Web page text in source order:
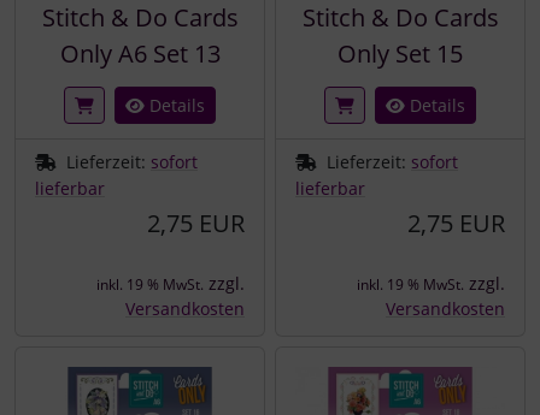
Stitch & Do Cards
Only A6 Set 13
Details
Lieferzeit: sofort
lieferbar
2,75 EUR
inkl. 19 % MwSt. zzgl.
Versandkosten
Stitch & Do Cards
Only Set 15
Details
Lieferzeit: sofort
lieferbar
2,75 EUR
inkl. 19 % MwSt. zzgl.
Versandkosten